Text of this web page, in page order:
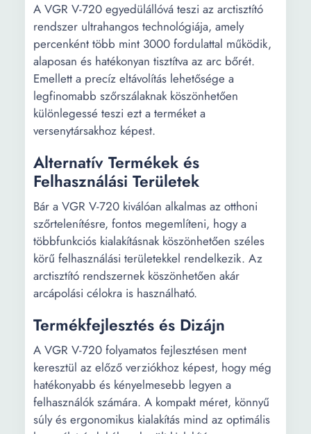
A VGR V-720 egyedülállóvá teszi az arctisztító
rendszer ultrahangos technológiája, amely
percenként több mint 3000 fordulattal működik,
alaposan és hatékonyan tisztítva az arc bőrét.
Emellett a precíz eltávolítás lehetősége a
legfinomabb szőrszálaknak köszönhetően
különlegessé teszi ezt a terméket a
versenytársakhoz képest.
Alternatív Termékek és
Felhasználási Területek
Bár a VGR V-720 kiválóan alkalmas az otthoni
szőrtelenítésre, fontos megemlíteni, hogy a
többfunkciós kialakításnak köszönhetően széles
körű felhasználási területekkel rendelkezik. Az
arctisztító rendszernek köszönhetően akár
arcápolási célokra is használható.
Termékfejlesztés és Dizájn
A VGR V-720 folyamatos fejlesztésen ment
keresztül az előző verziókhoz képest, hogy még
hatékonyabb és kényelmesebb legyen a
felhasználók számára. A kompakt méret, könnyű
súly és ergonomikus kialakítás mind az optimális